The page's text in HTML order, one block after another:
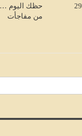
حظك اليوم السبت 29
حظك اليوم …
من مفاجأت